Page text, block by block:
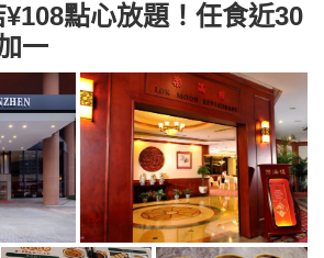
點心放題！任食近30
一